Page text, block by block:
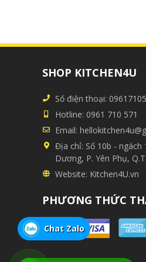
SHOP KITCHEN4U
Số điện thoại:
Hotline: 0961 710 571
Email:
Địa chỉ: Số 10b - ngách
Dương, P. Yên Phụ,
Website: Kitchen4U.vn
PHƯƠNG THỨC
Chat Zalo